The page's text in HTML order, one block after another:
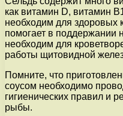
как витамин D, витамин
необходим для здоровых
помогает в поддержании
необходим для
работы щитовидной
Помните, что
соусом необходимо
гигиенических правил и
рыбы.